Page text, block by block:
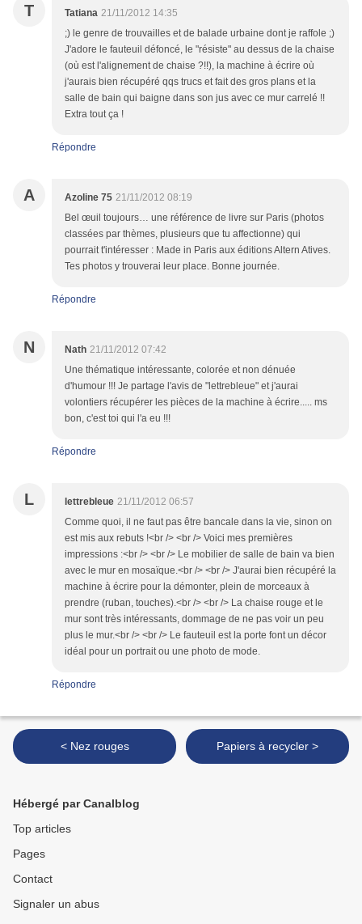
T Tatiana 21/11/2012 14:35
;) le genre de trouvailles et de balade urbaine dont je raffole ;)
J'adore le fauteuil défoncé, le "résiste" au dessus de la chaise
(où est l'alignement de chaise ?!!), la machine à écrire où
j'aurais bien récupéré qqs trucs et fait des gros plans et la
salle de bain qui baigne dans son jus avec ce mur carrelé !!
Extra tout ça !
Répondre
A Azoline 75 21/11/2012 08:19
Bel œuil toujours… une référence de livre sur Paris (photos
classées par thèmes, plusieurs que tu affectionne) qui
pourrait t'intéresser : Made in Paris aux éditions Altern Atives.
Tes photos y trouverai leur place. Bonne journée.
Répondre
N Nath 21/11/2012 07:42
Une thématique intéressante, colorée et non dénuée
d'humour !!! Je partage l'avis de "lettrebleue" et j'aurai
volontiers récupérer les pièces de la machine à écrire..... ms
bon, c'est toi qui l'a eu !!!
Répondre
L lettrebleue 21/11/2012 06:57
Comme quoi, il ne faut pas être bancale dans la vie, sinon on
est mis aux rebuts !<br /> <br /> Voici mes premières
impressions :<br /> <br /> Le mobilier de salle de bain va bien
avec le mur en mosaïque.<br /> <br /> J'aurai bien récupéré la
machine à écrire pour la démonter, plein de morceaux à
prendre (ruban, touches).<br /> <br /> La chaise rouge et le
mur sont très intéressants, dommage de ne pas voir un peu
plus le mur.<br /> <br /> Le fauteuil est la porte font un décor
idéal pour un portrait ou une photo de mode.
Répondre
< Nez rouges Papiers à recycler >
Hébergé par Canalblog
Top articles
Pages
Contact
Signaler un abus